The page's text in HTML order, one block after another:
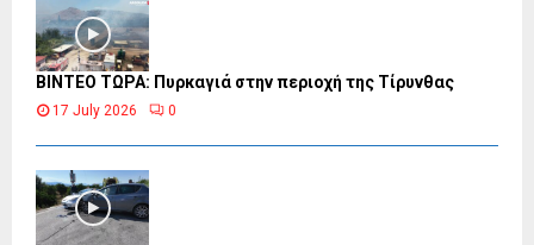
ΒΙΝΤΕΟ ΤΩΡΑ: Πυρκαγιά στην περιοχή της Τίρυνθας
17 July 2026 0